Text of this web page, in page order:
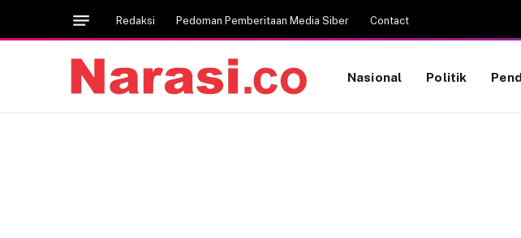
Redaksi Pedoman Pemberitaan Media Siber Contact
Nasional Politik